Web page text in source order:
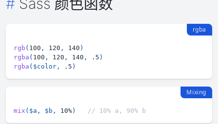
rgba
rgb ( 100 , 120 , 140 )
rgba ( 100 , 120 , 140 , .5 )
rgba ( $color , .5 )
Mixing
mix ( $a , $b , 10%) // 10% a, 90% b